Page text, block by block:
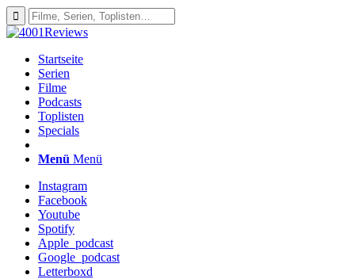
Startseite
Serien
Filme
Podcasts
Toplisten
Specials
Menü Menü
Instagram
Facebook
Youtube
Spotify
Apple_podcast
Google_podcast
Letterboxd